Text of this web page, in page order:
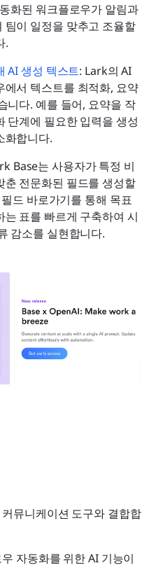
화된 워크플로우가 알림과
팀이 일정을 맞추고 조율할
.
AI 생성 텍스트: Lark의 AI
에서 텍스트를 최적화, 요약
니다. 예를 들어, 요약을 작
단계에 필요한 입력을 생성
화합니다.
Base는 사용자가 특정 비
춘 전문화된 필드를 생성할
드 바로가기를 통해 목표
표를 빠르게 구축하여 시
감소를 실현합니다.
뮤니케이션 도구와 결합합
자동화를 위한 AI 기능이